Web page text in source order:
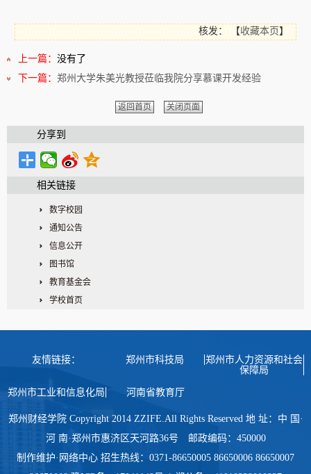
核发： 【收藏本页 】
上一篇： 没有了
下一篇： 郑州大学朱美光教授莅临我院分享慕课开发经验
返回首页 关闭页面
分享到
相关链接
数字校园
通知公告
信息公开
图书馆
教育基金会
学校首页
友情链接： 郑州市科技局
郑州市人力资源和社会
保障局
郑州市工业和信息化局 河南省教育厅
郑州财经学院 Copyright 2014 ZZIFE.All Rights Reserved 地 址：中 国·
河 南·郑州市惠济区天河路36号 邮政编码：450000
制作维护·网络中心 招生热线：0371-86650005 86650006 86650007